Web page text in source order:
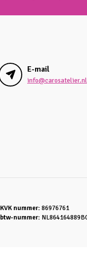
E-mail
info@carosatelier.nl
KVK nummer: 86976761
btw-nummer: